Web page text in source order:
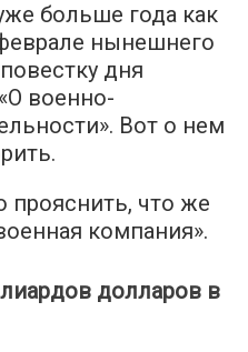
больше года как
нынешнего
дня
военно-
Вот о нем
прояснить, что же
компания».
долларов в